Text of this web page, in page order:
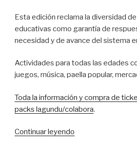
Esta edición reclama la diversidad
educativas como garantía de
necesidad y de avance del sistema
Actividades para todas las edades
juegos, música, paella popular,
Toda la información y compra de
packs lagundu/colabora.
Continuar leyendo